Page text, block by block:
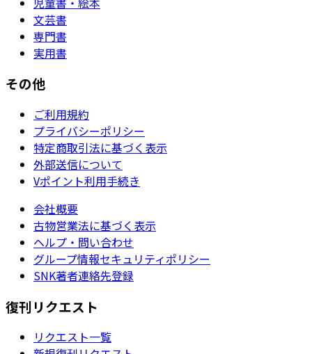
文芸書
専門書
実用書
その他
ご利用規約
プライバシーポリシー
特定商取引法に基づく表示
外部送信について
Vポイント利用手続き
会社概要
古物営業法に基づく表示
ヘルプ・問い合わせ
グループ情報セキュリティポリシー
SNK著者連絡先登録
復刊リクエスト
リクエスト一覧